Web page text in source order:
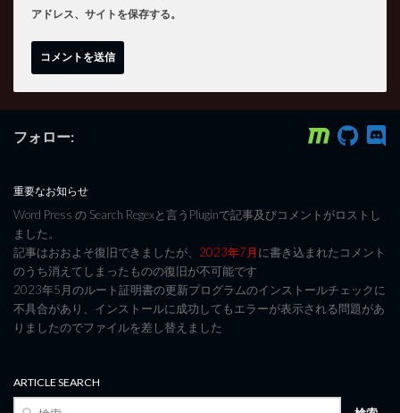
アドレス、サイトを保存する。
フォロー:
重要なお知らせ
Word Press の Search Regexと言うPluginで記事及びコメントがロストし
ました。
記事はおおよそ復旧できましたが、 2023年7月に書き込まれたコメント
のうち消えてしまったものの復旧が不可能です
2023年5月のルート証明書の更新プログラムのインストールチェックに
不具合があり、インストールに成功してもエラーが表示される問題があ
りましたのでファイルを差し替えました
ARTICLE SEARCH